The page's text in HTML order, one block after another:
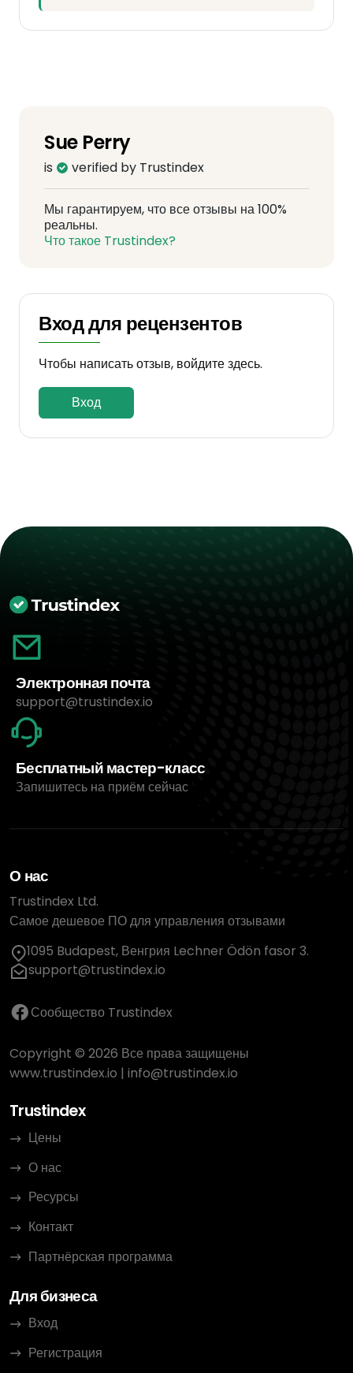
Sue Perry
is verified by Trustindex
Мы гарантируем, что все отзывы на 100%
реальны.
Что такое Trustindex?
Вход для рецензентов
Чтобы написать отзыв, войдите здесь.
Вход
Электронная почта
support@trustindex.io
Бесплатный мастер-класс
Запишитесь на приём сейчас
О нас
Trustindex Ltd.
Самое дешевое ПО для управления отзывами
1095 Budapest, Венгрия Lechner Ödön fasor 3.
support@trustindex.io
Сообщество Trustindex
Copyright © 2026 Все права защищены
www.trustindex.io | info@trustindex.io
Trustindex
Цены
О нас
Ресурсы
Контакт
Партнёрская программа
Для бизнеса
Вход
Регистрация